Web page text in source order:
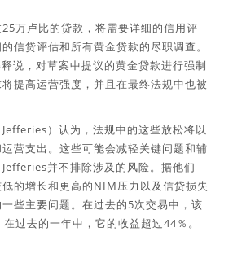
万卢比的贷款，将需要详细的信用评
信贷评估和所有黄金贷款的尽职调查。
说，对草案中提议的黄金贷款进行强制
提高运营强度，并且在最终法规中也被
）认为，法规中的这些放松将以
营支出。这些可能会减轻关键问题和辅
并不排除涉及的风险。据他们
的增长和更高的NIM压力以及信贷损失
些主要问题。在过去的5次交易中，该
过去的一年中，它的收益超过44％。